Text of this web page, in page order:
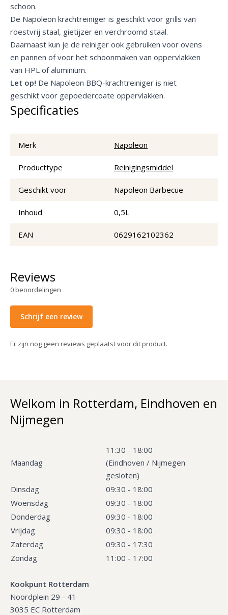
schoon.
De Napoleon krachtreiniger is geschikt voor grills van
roestvrij staal, gietijzer en verchroomd staal.
Daarnaast kun je de reiniger ook gebruiken voor ovens
en pannen of voor het schoonmaken van oppervlakken
van HPL of aluminium.
Let op! De Napoleon BBQ-krachtreiniger is niet
geschikt voor gepoedercoate oppervlakken.
Specificaties
Merk Napoleon
Producttype Reinigingsmiddel
Geschikt voor Napoleon Barbecue
Inhoud 0,5L
EAN 0629162102362
Reviews
0beoordelingen
Schrijf een review
Er zijn nog geen reviews geplaatst voor dit product.
Welkom in Rotterdam, Eindhoven en
Nijmegen
Maandag
11:30 - 18:00
(Eindhoven / Nijmegen
gesloten)
Dinsdag
09:30 - 18:00
Woensdag
09:30 - 18:00
Donderdag
09:30 - 18:00
Vrijdag
09:30 - 18:00
Zaterdag
09:30 - 17:30
Zondag
11:00 - 17:00
Kookpunt Rotterdam
Noordplein 29 - 41
3035 EC Rotterdam